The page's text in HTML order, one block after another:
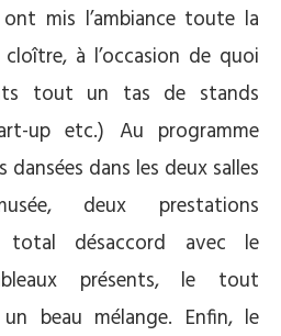
mis l’ambiance toute la
à l’occasion de quoi
tout un tas de stands
up etc.) Au programme
dans les deux salles
deux prestations
total désaccord avec le
présents, le tout
beau mélange. Enfin, le